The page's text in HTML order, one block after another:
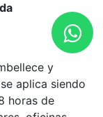
y
aplica siendo
horas de